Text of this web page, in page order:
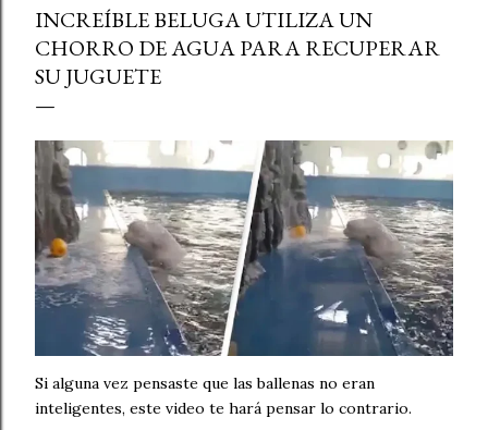
INCREÍBLE BELUGA UTILIZA UN
CHORRO DE AGUA PARA RECUPERAR
SU JUGUETE
Si alguna vez pensaste que las ballenas no eran
inteligentes, este video te hará pensar lo contrario.